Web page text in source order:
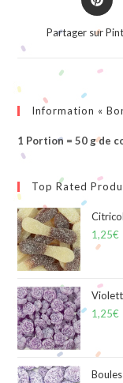
in
Partager sur
Information «
1 Portion = 50 g de
Top Rated
1,25€
1,25€